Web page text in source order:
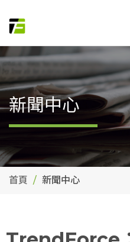
新聞中心
首頁 新聞中心